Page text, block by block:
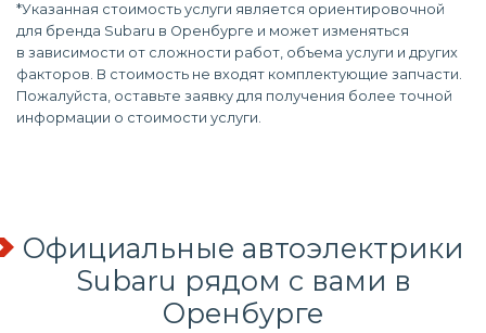
*Указанная стоимость услуги является ориентировочной
для бренда Subaru в Оренбурге и может изменяться
в зависимости от сложности работ, объема услуги и других
факторов. В стоимость не входят комплектующие запчасти.
Пожалуйста, оставьте заявку для получения более точной
информации о стоимости услуги.
Официальные автоэлектрики
Subaru рядом с вами в
Оренбурге